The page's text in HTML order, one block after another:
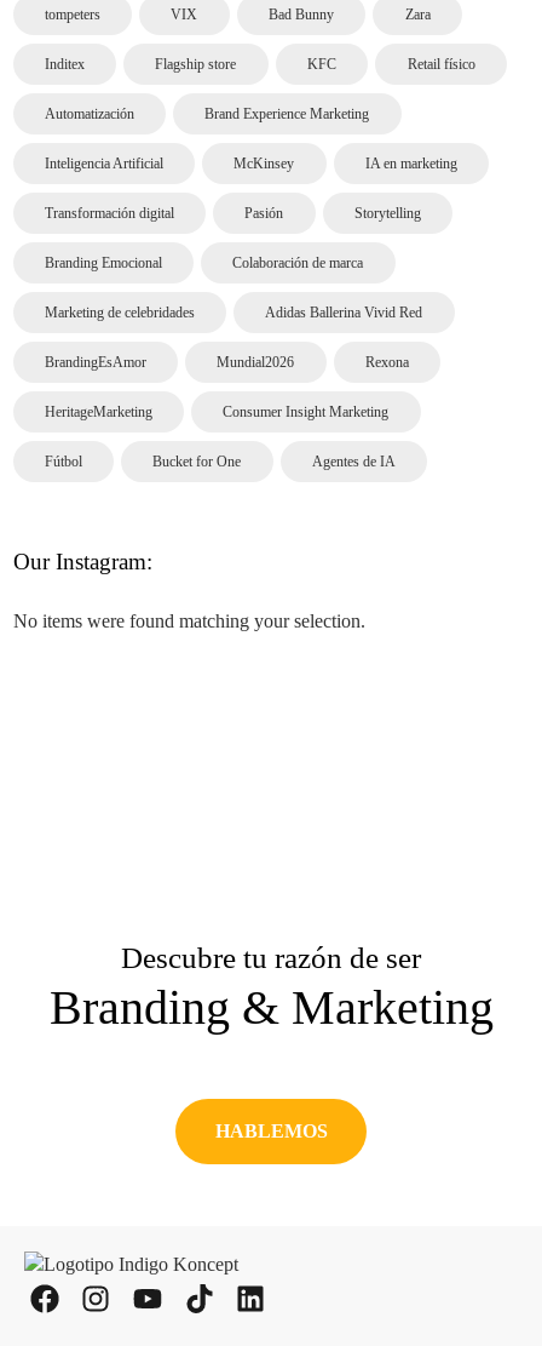
tompeters VIX Bad Bunny Zara
Inditex Flagship store KFC Retail físico
Automatización Brand Experience Marketing
Inteligencia Artificial McKinsey IA en marketing
Transformación digital Pasión Storytelling
Branding Emocional Colaboración de marca
Marketing de celebridades Adidas Ballerina Vivid Red
BrandingEsAmor Mundial2026 Rexona
HeritageMarketing Consumer Insight Marketing
Fútbol Bucket for One Agentes de IA
Our Instagram:
No items were found matching your selection.
Descubre tu razón de ser
Branding & Marketing
HABLEMOS